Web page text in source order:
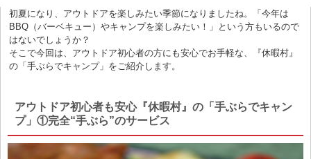
初夏になり、アウトドアを楽しみたい季節になりましたね。「今年は
BBQ（バーベキュー）やキャンプを楽しみたい！」という方もいるので
はないでしょうか？
そこで今回は、アウトドア初心者の方にも安心でお手軽な、『休暇村』
の「手ぶらでキャンプ」をご紹介します。
アウトドア初心者も安心『休暇村』の「手ぶらでキャン
プ」①完全“手ぶら”のサービス